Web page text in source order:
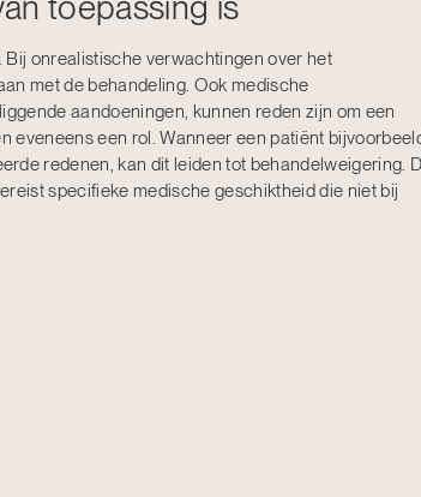
onrealistische verwachtingen over het
met de behandeling. Ook medische
aandoeningen, kunnen reden zijn om een
eveneens een rol. Wanneer een patiënt
redenen, kan dit leiden tot behandelweigering.
specifieke medische geschiktheid die niet bij